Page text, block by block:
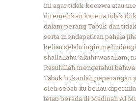
ini agar tidak kecewa atau
diremehkan karena tidak
dalam perang Tabuk dan
serta mendapatkan pahala
beliau selalu ingin
shallallahu ‘alaihi wasallam,
Rasulullah mengetahui
Tabuk bukanlah peperangan
oleh sebab itu beliau
tetap berada di Madinah Al